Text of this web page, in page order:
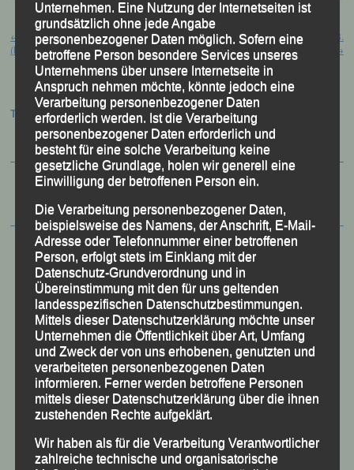
Beitragsnavigation
←
„24Hour Indoor Challenge“ Oslo
(NOR), 25. / 26. November 2017
Nikolauslauf Regensburg, 03.
Dezember 2017
→
Termine:
50 Jahre LG Passau
Festzschrift
Unternehmen. Eine Nutzung der Internetseiten ist
grundsätzlich ohne jede Angabe
personenbezogener Daten möglich. Sofern eine
betroffene Person besondere Services unseres
Unternehmens über unsere Internetseite in
Anspruch nehmen möchte, könnte jedoch eine
Verarbeitung personenbezogener Daten
erforderlich werden. Ist die Verarbeitung
personenbezogener Daten erforderlich und
besteht für eine solche Verarbeitung keine
gesetzliche Grundlage, holen wir generell eine
Einwilligung der betroffenen Person ein.
Die Verarbeitung personenbezogener Daten,
beispielsweise des Namens, der Anschrift, E-Mail-
Adresse oder Telefonnummer einer betroffenen
Person, erfolgt stets im Einklang mit der
Datenschutz-Grundverordnung und in
Übereinstimmung mit den für uns geltenden
landesspezifischen Datenschutzbestimmungen.
Mittels dieser Datenschutzerklärung möchte unser
Unternehmen die Öffentlichkeit über Art, Umfang
und Zweck der von uns erhobenen, genutzten und
verarbeiteten personenbezogenen Daten
informieren. Ferner werden betroffene Personen
mittels dieser Datenschutzerklärung über die ihnen
zustehenden Rechte aufgeklärt.
Wir haben als für die Verarbeitung Verantwortlicher
zahlreiche technische und organisatorische